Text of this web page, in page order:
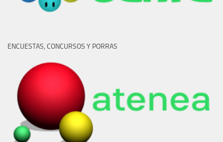
ENCUESTAS, CONCURSOS Y PORRAS